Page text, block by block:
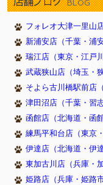
BLOG
フォレオ大津一里山
新浦安店（千葉・浦安
瑞江店（東京・江戸川
武蔵狭山店（埼玉・
そよら古川橋駅前店
津田沼店（千葉・習
函館店（北海道・函館
練馬平和台店（東京
伊達店（北海道・伊達
東加古川店（兵庫・
姫路店（兵庫・姫路市